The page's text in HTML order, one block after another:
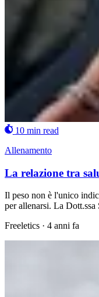
10 min read
Allenamento
La relazione tra
Il peso non è l'unico
per allenarsi. La
Freeletics · 4 anni fa